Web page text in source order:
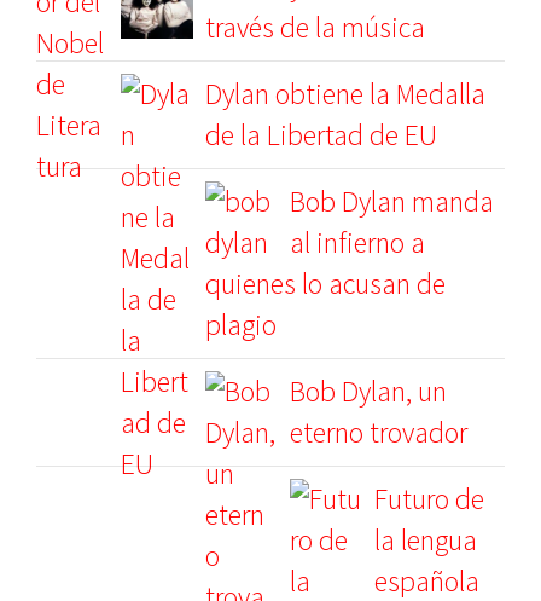
través de la música
Dylan obtiene la Medalla
de la Libertad de EU
Bob Dylan manda
al infierno a
quienes lo acusan de
plagio
Bob Dylan, un
eterno trovador
Futuro de
la lengua
española